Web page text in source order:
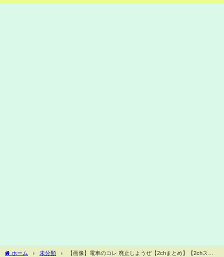
ホーム 未分類
【画像】電車のコレ 廃止しようぜ【2chまとめ】【2chス